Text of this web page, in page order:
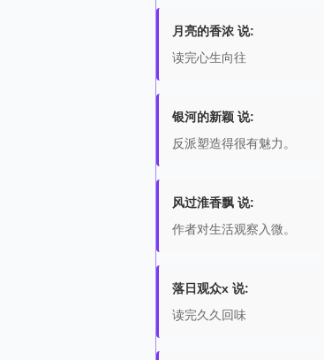
月亮的香浓 说:
读完心生向往
银河的新颖 说:
反派塑造得很有魅力。
风过淮香飘 说:
作者对生活观察入微。
落日观众x 说:
读完久久回味